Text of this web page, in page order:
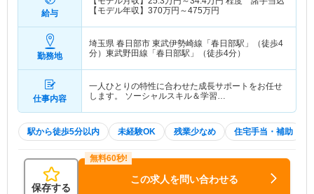
給与
【モデル年収】 370万円～475万円
勤務地
埼玉県 春日部市 東武伊勢崎線「春日部駅」（徒歩4
分）東武野田線「春日部駅」（徒歩4分）
仕事内容
一人ひとりの特性に合わせた成長サポートをお任せ
します。 ソーシャルスキル＆学習…
駅から徒歩5分以内 未経験OK 残業少なめ 住宅手当・補助
保存する
この求人を問い合わせる